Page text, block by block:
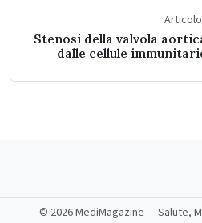
Stenosi della valvola
dalle cellule
© 2026 MediMagazine — Salute,